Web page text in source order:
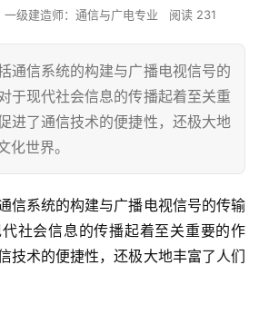
一级建造师：通信与广电专业 阅读 231
通信系统的构建与广播电视信号的
于现代社会信息的传播起着至关重
进了通信技术的便捷性，还极大地
化世界。
信系统的构建与广播电视信号的传输
社会信息的传播起着至关重要的作
技术的便捷性，还极大地丰富了人们